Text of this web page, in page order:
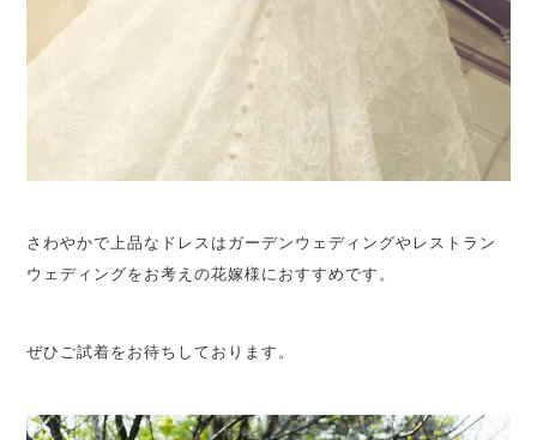
さわやかで上品なドレスはガーデンウェディングやレストラン
ウェディングをお考えの花嫁様におすすめです。
ぜひご試着をお待ちしております。